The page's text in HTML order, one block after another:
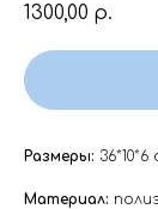
1300,00 р.
Размеры: 36*10*6
Материал: